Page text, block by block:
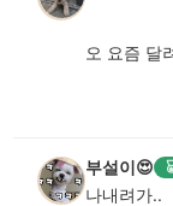
오 요즘 달
부설이😍
나내려가..